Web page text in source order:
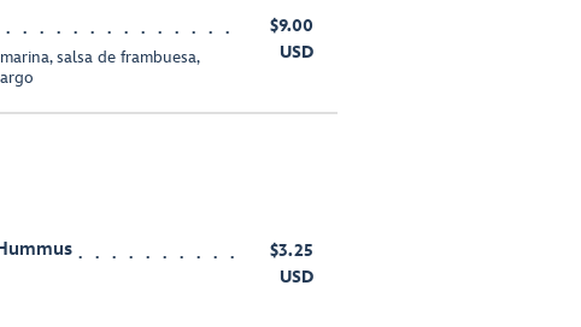
salsa de frambuesa,
$9.00
USD
$3.25
USD